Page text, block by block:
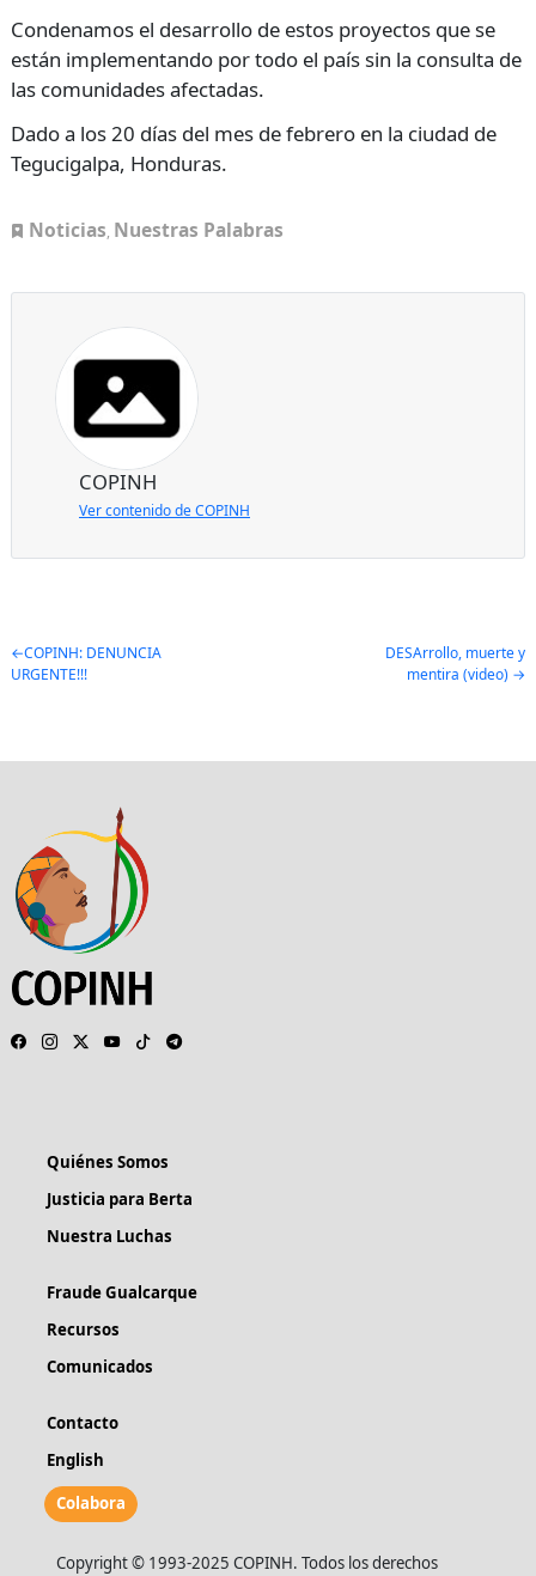
Condenamos el desarrollo de estos proyectos que se
están implementando por todo el país sin la consulta de
las comunidades afectadas.
Dado a los 20 días del mes de febrero en la ciudad de
Tegucigalpa, Honduras.
Noticias, Nuestras Palabras
COPINH
Ver contenido de COPINH
Post
navigation
COPINH: DENUNCIA
URGENTE!!!
DESArrollo, muerte y
mentira (video)
Quiénes Somos
Justicia para Berta
Nuestra Luchas
Fraude Gualcarque
Recursos
Comunicados
Contacto
English
Colabora
Copyright © 1993-2025 COPINH. Todos los derechos